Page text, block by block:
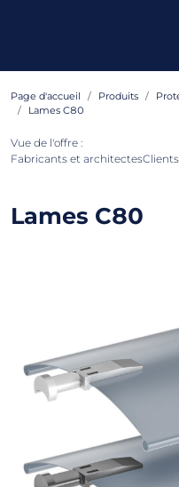
Page d'accueil Produits
Lames C80
Vue de l'offre :
Fabricants et architectes
Lames C80